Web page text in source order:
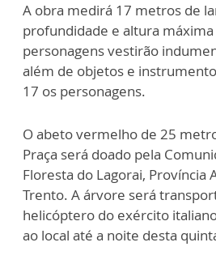
A obra medirá 17 metros de
profundidade e altura
personagens vestirão
além de objetos e
17 os personagens.
O abeto vermelho de 25
Praça será doado pela
Floresta do Lagorai, Província
Trento. A árvore será
helicóptero do exército
ao local até a noite desta